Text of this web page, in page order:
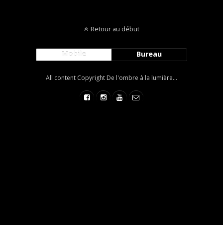
Retour au début
Mobile Bureau
All content Copyright De l'ombre à la lumière...